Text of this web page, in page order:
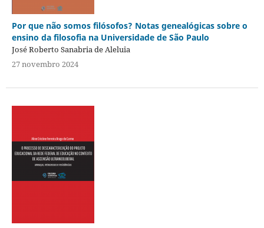
Por que não somos filósofos? Notas genealógicas sobre o
ensino da filosofia na Universidade de São Paulo
José Roberto Sanabria de Aleluia
27 novembro 2024